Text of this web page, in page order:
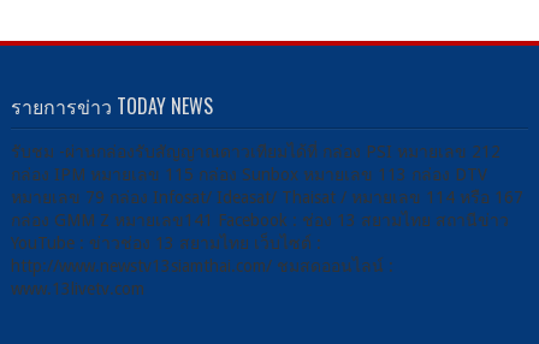
รายการข่าว TODAY NEWS
รับชม -ผ่านกล่องรับสัญญาณดาวเทียมได้ที่ กล่อง PSI หมายเลข 212
กล่อง IPM หมายเลข 115 กล่อง Sunbox หมายเลข 113 กล่อง DTV
หมายเลข 79 กล่อง Infosat/ Ideasat/ Thaisat / หมายเลข 114 หรือ 167
กล่อง GMM Z หมายเลข141 Facebook : ช่อง 13 สยามไทย สถานีข่าว
YouTube : ข่าวช่อง 13 สยามไทย เว็บไซต์ :
http://www.newstv13siamthai.com/ ชมสดออนไลน์ :
www.13livetv.com